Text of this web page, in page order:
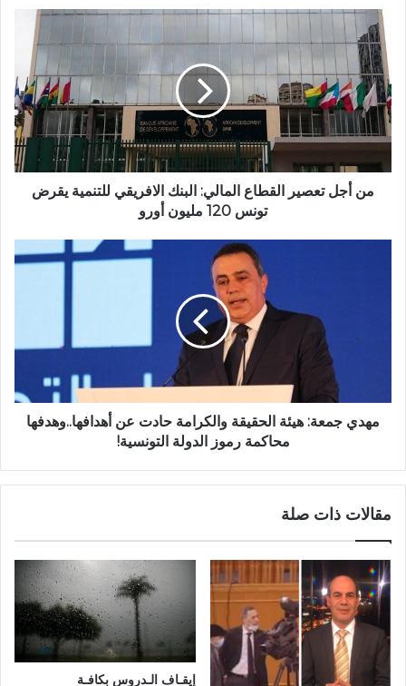
من أجل تعصير القطاع المالي: البنك الافريقي للتنمية يقرض
تونس 120 مليون أورو
مهدي جمعة: هيئة الحقيقة والكرامة حادت عن أهدافها..وهدفها
محاكمة رموز الدولة التونسية!
مقالات ذات صلة
إيقـاف الـدروس بكافـة